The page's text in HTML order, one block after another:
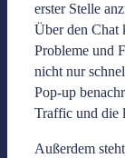
erster Stelle
Über den Chat
Probleme und
nicht nur
Pop-up
Traffic und die
Außerdem